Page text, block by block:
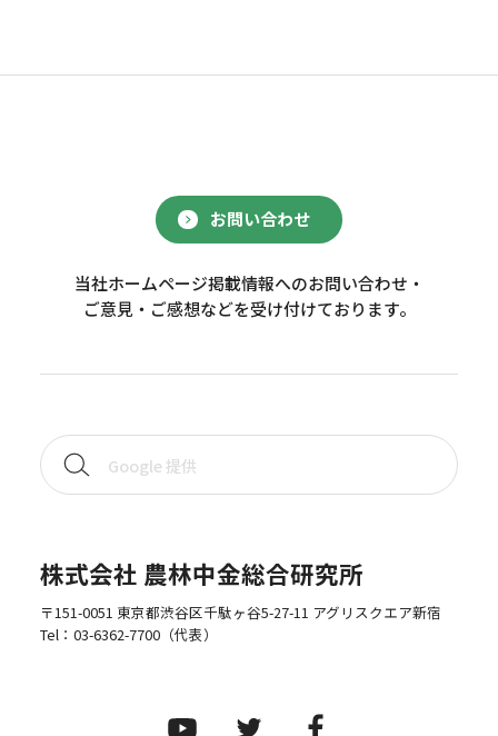
お問い合わせ
当社ホームページ掲載情報へのお問い合わせ・
ご意見・ご感想などを受け付けております。
株式会社 農林中金総合研究所
〒151-0051 東京都渋谷区千駄ヶ谷5-27-11 アグリスクエア新宿
Tel： 03-6362-7700（代表）